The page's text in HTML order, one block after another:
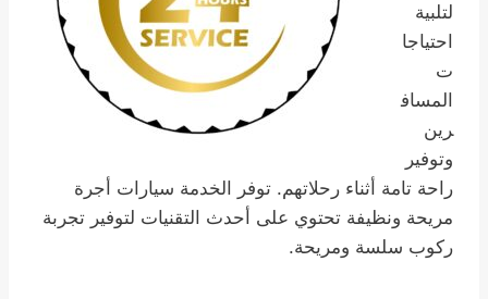
لتلبية
احتياجا
ت
المساف
رين
وتوفير
راحة تامة أثناء رحلاتهم. توفر الخدمة سيارات أجرة
مريحة ونظيفة تحتوي على أحدث التقنيات لتوفير تجربة
ركوب سلسة ومريحة.